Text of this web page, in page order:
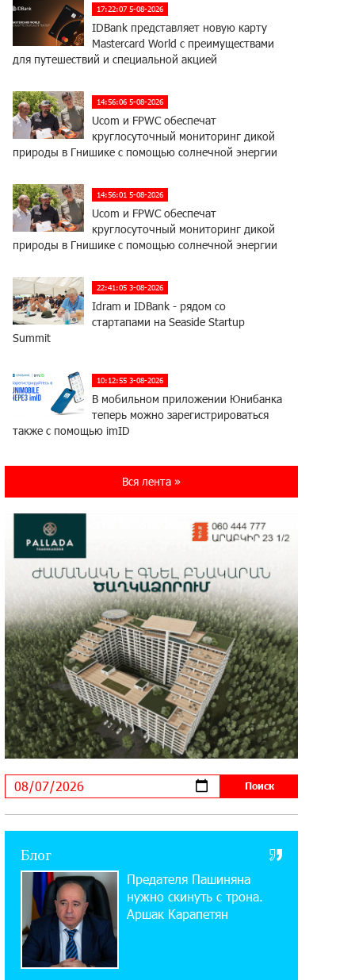
17:22:07 5-08-2026
IDBank представляет новую карту
Mastercard World с преимуществами
для путешествий и специальной акцией
14:56:06 5-08-2026
Ucom и FPWC обеспечат
круглосуточный мониторинг дикой
природы в Гнишике с помощью солнечной энергии
14:56:01 5-08-2026
Ucom и FPWC обеспечат
круглосуточный мониторинг дикой
природы в Гнишике с помощью солнечной энергии
22:41:05 3-08-2026
Idram и IDBank - рядом со
стартапами на Seaside Startup
Summit
10:12:55 3-08-2026
В мобильном приложении Юнибанка
теперь можно зарегистрироваться
также с помощью imID
кибератаках на школьников
11:21:15 31-07-2026
ЕАЭС со временем будет
расширяться. Когда-нибудь это
поймёт и рядовой армянин, но будет уже поздно
11:03:52 31-07-2026
Если Израиль использует тему
Геноцида армян против Эрдогана,
то что для него значит сам Геноцид?
17:16:14 30-07-2026
— до 10% годовых и оформление в
мобильном приложении
Платформа Rate.Trading на Seaside
Startup Summit: IDBank представил
инновационное решение
14:44:13 29-07-2026
Состоялось открытие Khachaturian
Rooftop при поддержке IDBank
Вся лента »
Блог
Предателя Пашиняна
нужно скинуть с трона.
Аршак Карапетян